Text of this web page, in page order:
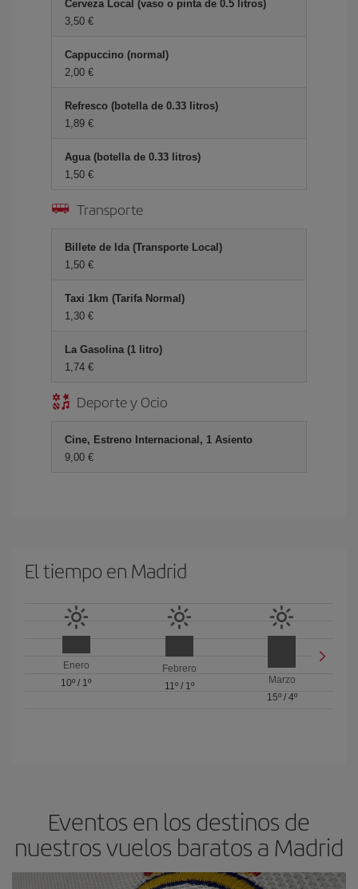
Cerveza Local (vaso o pinta de 0.5 litros)
3,50 €
Cappuccino (normal)
2,00 €
Refresco (botella de 0.33 litros)
1,89 €
Agua (botella de 0.33 litros)
1,50 €
Transporte
Billete de Ida (Transporte Local)
1,50 €
Taxi 1km (Tarifa Normal)
1,30 €
La Gasolina (1 litro)
1,74 €
Deporte y Ocio
Cine, Estreno Internacional, 1 Asiento
9,00 €
El tiempo en Madrid
Enero
10º / 1º
Febrero
11º/ 1º
Marzo
15º/ 4º
Eventos en los destinos de
nuestros vuelos baratos a Madrid